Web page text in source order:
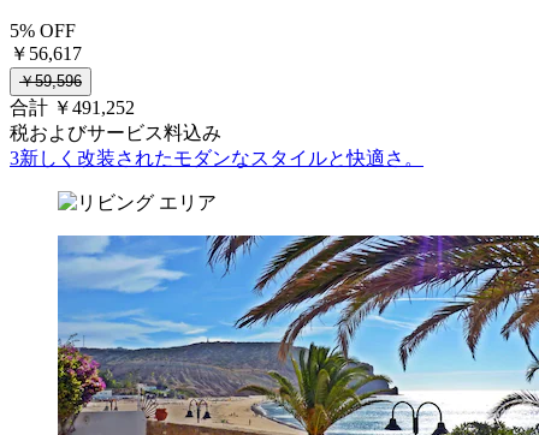
5% OFF
￥56,617
￥59,596
合計 ￥491,252
税およびサービス料込み
3新しく改装されたモダンなスタイルと快適さ。